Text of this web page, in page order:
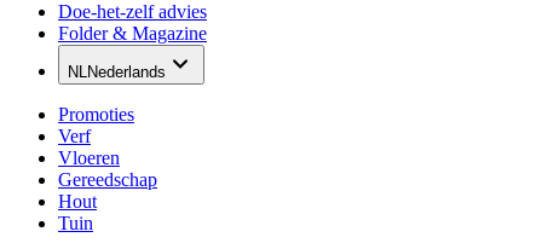
Doe-het-zelf advies
Folder & Magazine
NLNederlands
Promoties
Verf
Vloeren
Gereedschap
Hout
Tuin